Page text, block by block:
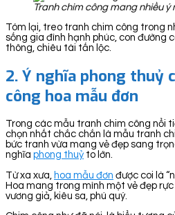
Tranh chim công mang nhiều
Tóm lại, treo tranh chim công trong
sống gia đình hạnh phúc, con đường
thông, chiêu tài tấn lộc.
2. Ý nghĩa phong thuỷ
công hoa mẫu đơn
Trong các mẫu tranh chim công nổi
chọn nhất chắc chắn là mẫu tranh
bức tranh vừa mang vẻ đẹp sang
nghĩa phong thuỷ to lớn.
Từ xa xưa, hoa mẫu đơn được coi là
Hoa mang trong mình một vẻ đẹp
vương giả, kiêu sa, phú quý.